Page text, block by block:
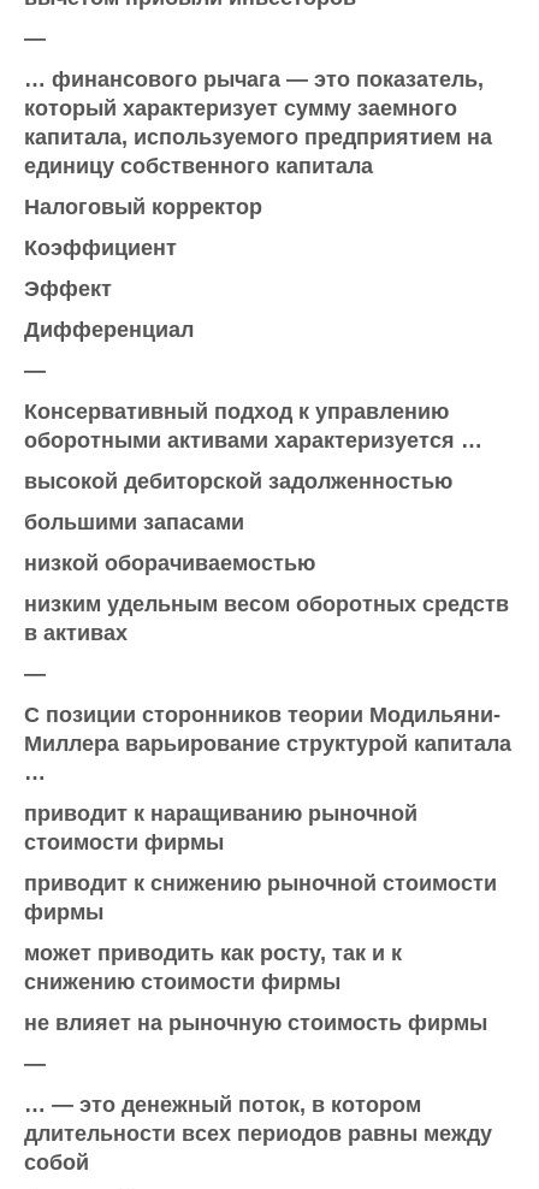
—
… финансового рычага — это показатель,
который характеризует сумму заемного
капитала, используемого предприятием на
единицу собственного капитала
Налоговый корректор
Коэффициент
Эффект
Дифференциал
—
Консервативный подход к управлению
оборотными активами характеризуется …
высокой дебиторской задолженностью
большими запасами
низкой оборачиваемостью
низким удельным весом оборотных средств
в активах
—
С позиции сторонников теории Модильяни-
Миллера варьирование структурой капитала
…
приводит к наращиванию рыночной
стоимости фирмы
приводит к снижению рыночной стоимости
фирмы
может приводить как росту, так и к
снижению стоимости фирмы
не влияет на рыночную стоимость фирмы
—
… — это денежный поток, в котором
длительности всех периодов равны между
собой